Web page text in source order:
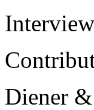
Diener